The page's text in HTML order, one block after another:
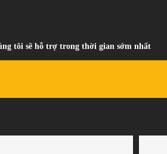
tôi sẽ hỗ trợ trong thời gian sớm nhất